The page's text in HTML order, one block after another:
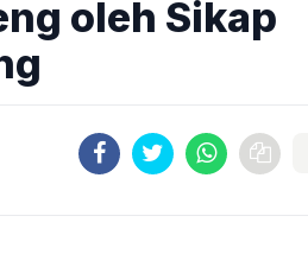
oleh Sikap